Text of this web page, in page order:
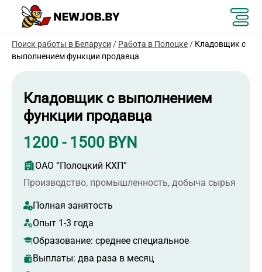
Поиск работы в Беларуси / Работа в Полоцке / Кладовщик с
выполнением функции продавца
Кладовщик с выполнением
функции продавца
1200 - 1500 BYN
ОАО “Полоцкий КХП”
Производство, промышленность, добыча сырья
Полная занятость
Опыт 1-3 года
Образование: среднее специальное
Выплаты: два раза в месяц